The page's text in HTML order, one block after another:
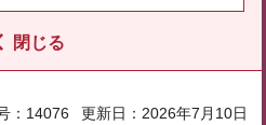
閉じる
：14076 更新日：2026年7月10日